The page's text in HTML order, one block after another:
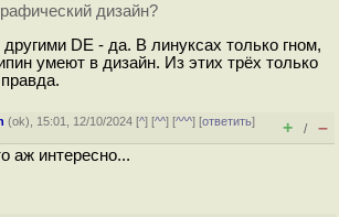
дизайн?
DE - да. В линуксах только гном,
умеют в дизайн. Из этих трёх только
(ok), 15:01, 12/10/2024 [^] [^^] [^^^] [ответить]
+ / –
аж интересно...